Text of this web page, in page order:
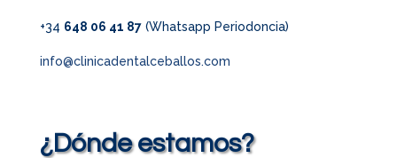
+34 648 06 41 87(Whatsapp Periodoncia)
info@clinicadentalceballos.com
¿Dónde estamos?